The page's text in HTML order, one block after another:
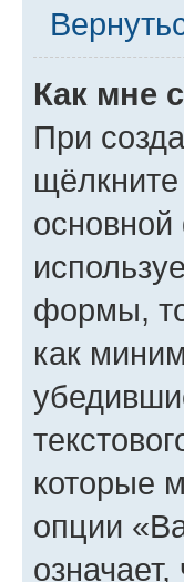
Как мне
При
формы,
как
которые
опции